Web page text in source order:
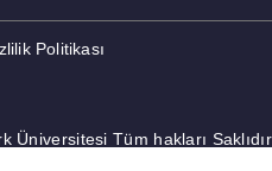
Politikası
Üniversitesi Tüm hakları Saklıdır